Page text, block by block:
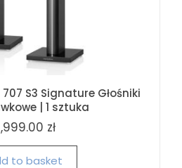
S3 Signature Głośniki
| 1 sztuka
zł
to basket